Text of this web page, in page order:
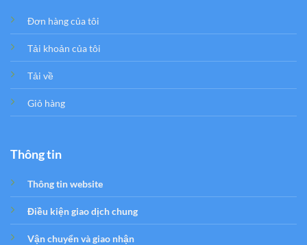
Đơn hàng của tôi
Tải khoản của tôi
Tải về
Giỏ hàng
Thông tin
Thông tin website
Điều kiện giao dịch chung
Vận chuyển và giao nhận